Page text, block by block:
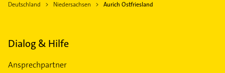
Deutschland Niedersachsen Aurich Ostfriesland
Dialog & Hilfe
Ansprechpartner